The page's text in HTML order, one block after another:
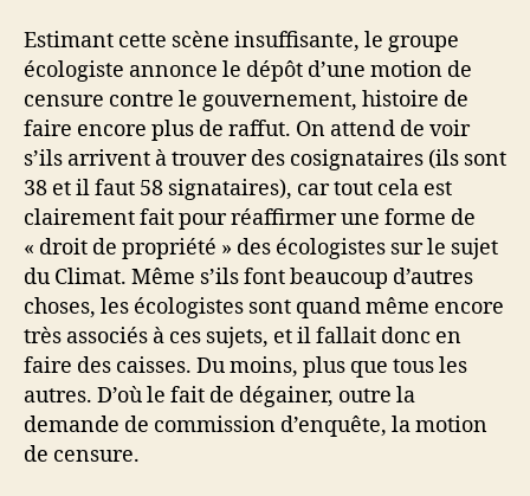
Estimant cette scène insuffisante, le groupe
écologiste annonce le dépôt d’une motion de
censure contre le gouvernement, histoire de
faire encore plus de raffut. On attend de voir
s’ils arrivent à trouver des cosignataires (ils sont
38 et il faut 58 signataires), car tout cela est
clairement fait pour réaffirmer une forme de
« droit de propriété » des écologistes sur le sujet
du Climat. Même s’ils font beaucoup d’autres
choses, les écologistes sont quand même encore
très associés à ces sujets, et il fallait donc en
faire des caisses. Du moins, plus que tous les
autres. D’où le fait de dégainer, outre la
demande de commission d’enquête, la motion
de censure.